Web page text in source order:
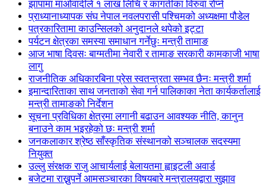
झापामा माओवादीले १ लाख लिचि र कागतीका विरुवा रोप्ने
प्राध्यानाध्यापक संघ नेपाल नवलपरासी पश्चिमको अध्यक्षमा पौडेल
पत्रकारितामा काउन्सिलको अनुदानले थपेको इट्टा
पर्यटन क्षेत्रका समस्या समाधान गर्नेछुः मन्त्री तामाङ
आज भाषा दिवसः बाग्मतीमा नेवारी र तामाङ सरकारी कामकाजी भाषा
लागु
राजनीतिक अधिकारबिना प्रेस स्वतन्त्रता सम्भव छैनः मन्त्री शर्मा
इमान्दारिताका साथ जनताकाे सेवा गर्न पालिकाका नेता कार्यकर्तालाई
मन्त्री तामाङको निर्देशन
सूचना प्रविधिका क्षेत्रमा लगानी बढाउन आवश्यक नीति, कानुन
बनाउने काम भइरहेको छः मन्त्री शर्मा
जनकलाकार श्रेष्ठ साँस्कृतिक संस्थानको सञ्चालक सदस्यमा
नियुक्त
उल्लु संरक्षक राजु आचार्यलाई बेलायतमा ह्वाइटली अवार्ड
बजेटमा राख्नुपर्ने आमसञ्चारका विषयबारे मन्त्रालयद्वारा सुझाव